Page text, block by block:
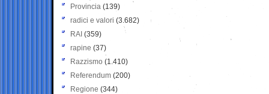
Provincia (139)
radici e valori (3.682)
RAI (359)
rapine (37)
Razzismo (1.410)
Referendum (200)
Regione (344)